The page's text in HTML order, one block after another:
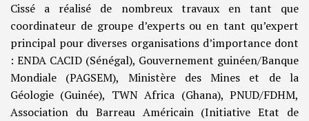
Cissé a réalisé de nombreux travaux en tant que
coordinateur de groupe d’experts ou en tant qu’expert
principal pour diverses organisations d’importance dont
: ENDA CACID (Sénégal), Gouvernement guinéen/Banque
Mondiale (PAGSEM), Ministère des Mines et de la
Géologie (Guinée), TWN Africa (Ghana), PNUD/FDHM,
Association du Barreau Américain (Initiative Etat de